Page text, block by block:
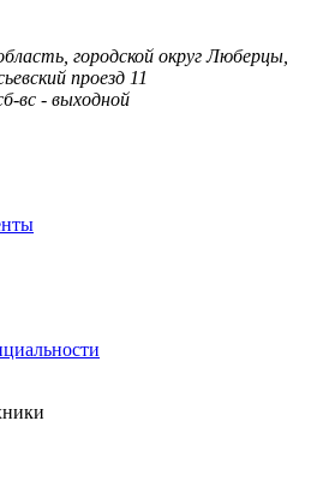
городской округ Люберцы,
проезд 11
вс - выходной